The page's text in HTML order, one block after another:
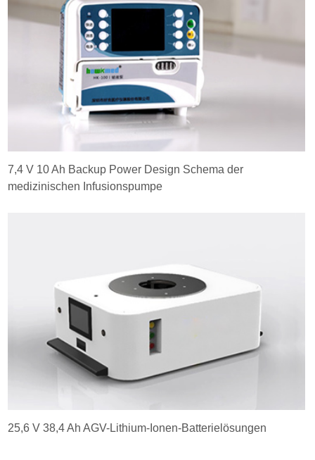
7,4 V 10 Ah Backup Power Design Schema der
medizinischen Infusionspumpe
25,6 V 38,4 Ah AGV-Lithium-Ionen-Batterielösungen